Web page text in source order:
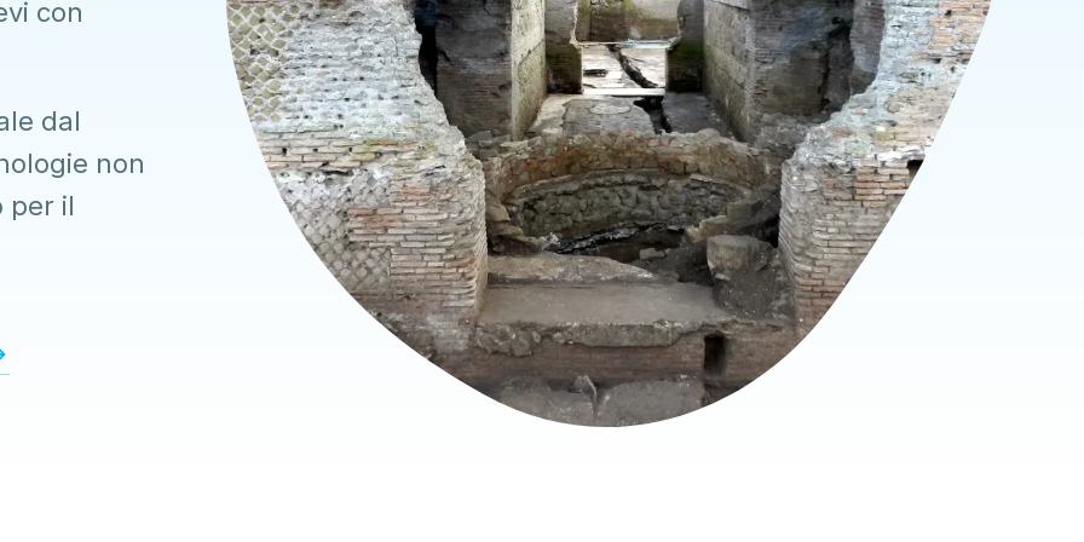
con
dal
non
per il